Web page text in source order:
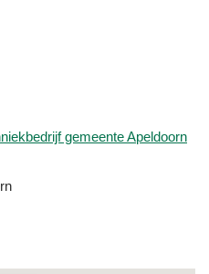
gemeente Apeldoorn